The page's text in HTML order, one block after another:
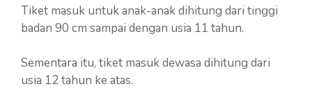
Tiket masuk untuk anak-anak dihitung dari tinggi
badan 90 cm sampai dengan usia 11 tahun.
Sementara itu, tiket masuk dewasa dihitung dari
usia 12 tahun ke atas.